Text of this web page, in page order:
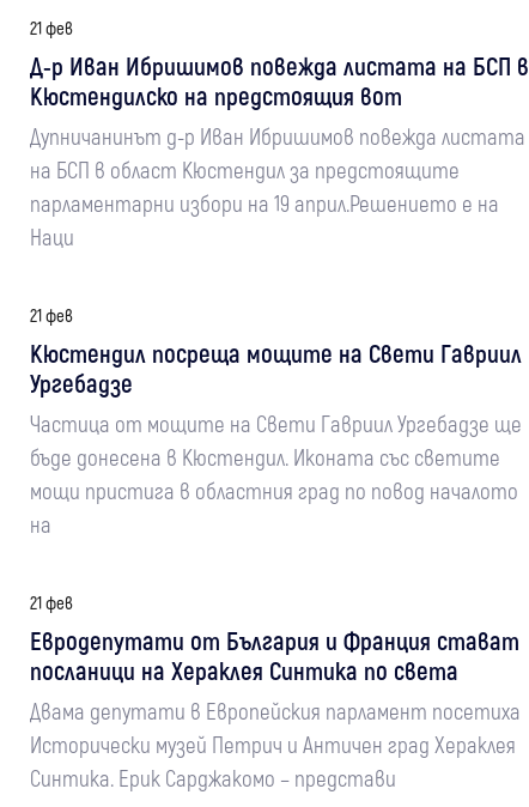
21 фев
Д-р Иван Ибришимов повежда листата на БСП в
Кюстендилско на предстоящия вот
Дупничанинът д-р Иван Ибришимов повежда листата
на БСП в област Кюстендил за предстоящите
парламентарни избори на 19 април.Решението е на
Наци
21 фев
Кюстендил посреща мощите на Свети Гавриил
Ургебадзе
Частица от мощите на Свети Гавриил Ургебадзе ще
бъде донесена в Кюстендил. Иконата със светите
мощи пристига в областния град по повод началото
на
21 фев
Евродепутати от България и Франция стават
посланици на Хераклея Синтика по света
Двама депутати в Европейския парламент посетиха
Исторически музей Петрич и Античен град Хераклея
Синтика. Ерик Сарджакомо – представи